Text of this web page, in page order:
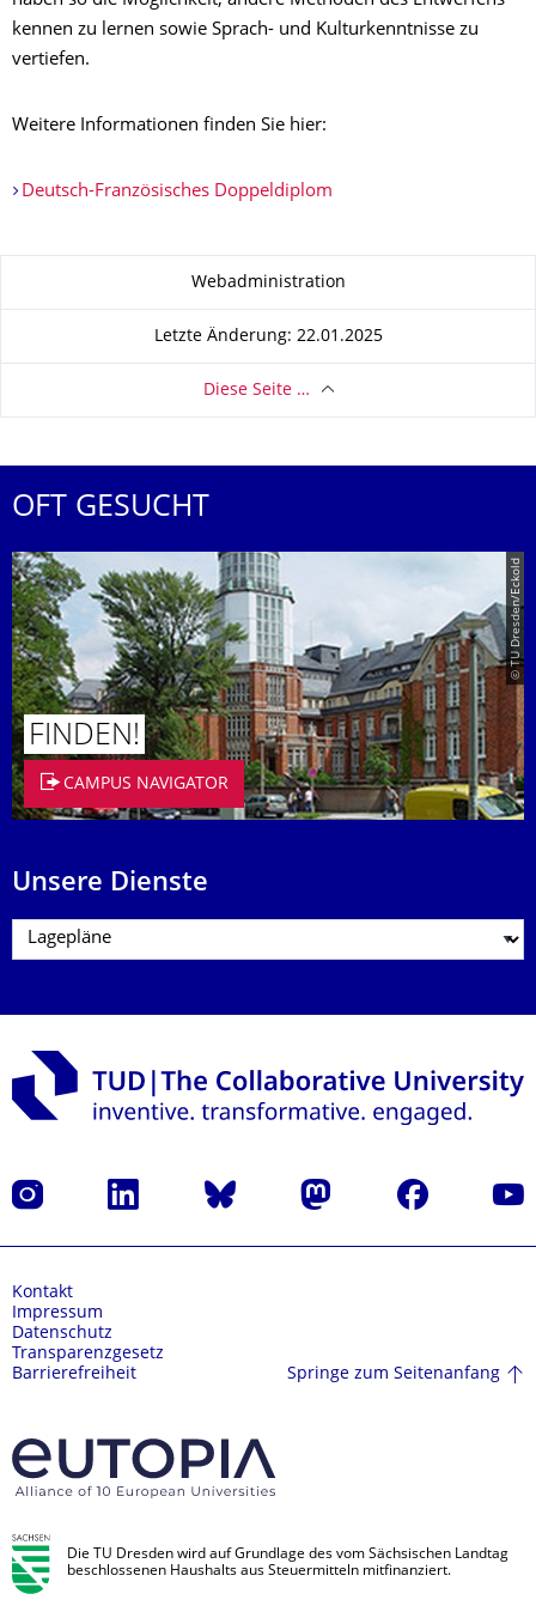
kennen zu lernen sowie Sprach- und Kulturkenntnisse zu
vertiefen.
Weitere Informationen finden Sie hier:
Deutsch-Französisches Doppeldiplom
Webadministration
Letzte Änderung: 22.01.2025
Diese Seite …
OFT GESUCHT
© TU Dresden/Eckold
FINDEN!
CAMPUS NAVIGATOR
Unsere Dienste
Instagram LinkedIn Bluesky Mastodon Facebook
Kontakt
Impressum
Datenschutz
Transparenzgesetz
Barrierefreiheit
Springe zum Seitenanfang
Die TU Dresden wird auf Grundlage des vom Sächsischen Landtag
beschlossenen Haushalts aus Steuermitteln mitfinanziert.